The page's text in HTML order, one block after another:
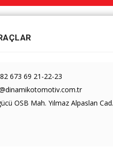
673 69 21-22-23
OSB Mah. Yılmaz Alpaslan